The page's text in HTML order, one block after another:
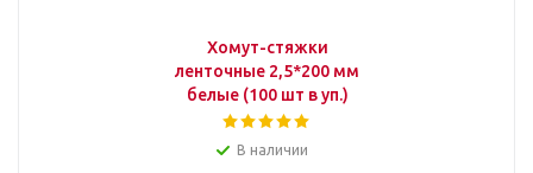
Хомут-стяжки
ленточные 2,5*200 мм
белые (100 шт в уп.)
В наличии